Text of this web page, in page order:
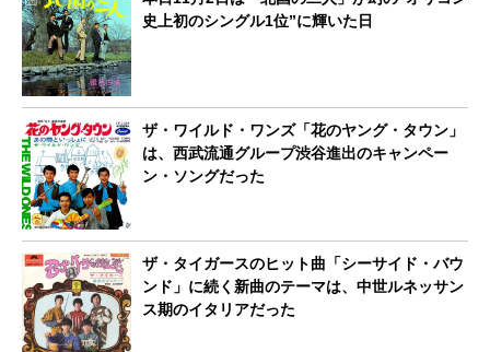
史上初のシングル1位”に輝いた日
ザ・ワイルド・ワンズ「花のヤング・タウン」
は、西武流通グループ渋谷進出のキャンペー
ン・ソングだった
ザ・タイガースのヒット曲「シーサイド・バウ
ンド」に続く新曲のテーマは、中世ルネッサン
ス期のイタリアだった